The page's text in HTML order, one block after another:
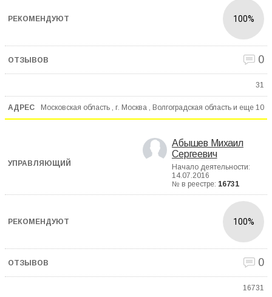
100%
0
31
Московская область , г. Москва , Волгоградская область и еще 10
Абышев Михаил
Сергеевич
Начало деятельности:
14.07.2016
№ в реестре: 16731
100%
0
16731